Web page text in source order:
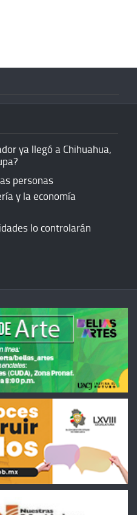
ya llegó a Chihuahua,
personas
y la economía
lo controlarán